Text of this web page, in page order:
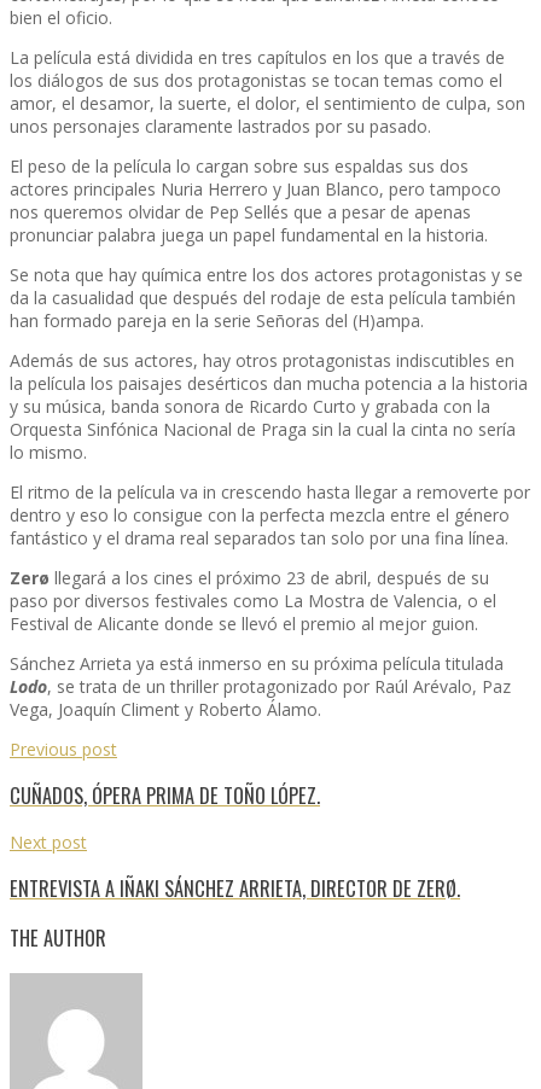
bien el oficio.
La película está dividida en tres capítulos en los que a través de
los diálogos de sus dos protagonistas se tocan temas como el
amor, el desamor, la suerte, el dolor, el sentimiento de culpa, son
unos personajes claramente lastrados por su pasado.
El peso de la película lo cargan sobre sus espaldas sus dos
actores principales Nuria Herrero y Juan Blanco, pero tampoco
nos queremos olvidar de Pep Sellés que a pesar de apenas
pronunciar palabra juega un papel fundamental en la historia.
Se nota que hay química entre los dos actores protagonistas y se
da la casualidad que después del rodaje de esta película también
han formado pareja en la serie Señoras del (H)ampa.
Además de sus actores, hay otros protagonistas indiscutibles en
la película los paisajes desérticos dan mucha potencia a la historia
y su música, banda sonora de Ricardo Curto y grabada con la
Orquesta Sinfónica Nacional de Praga sin la cual la cinta no sería
lo mismo.
El ritmo de la película va in crescendo hasta llegar a removerte por
dentro y eso lo consigue con la perfecta mezcla entre el género
fantástico y el drama real separados tan solo por una fina línea.
Zerø llegará a los cines el próximo 23 de abril, después de su
paso por diversos festivales como La Mostra de Valencia, o el
Festival de Alicante donde se llevó el premio al mejor guion.
Sánchez Arrieta ya está inmerso en su próxima película titulada
Lodo, se trata de un thriller protagonizado por Raúl Arévalo, Paz
Vega, Joaquín Climent y Roberto Álamo.
Previous post
CUÑADOS, ÓPERA PRIMA DE TOÑO LÓPEZ.
Next post
ENTREVISTA A IÑAKI SÁNCHEZ ARRIETA, DIRECTOR DE ZERØ.
THE AUTHOR